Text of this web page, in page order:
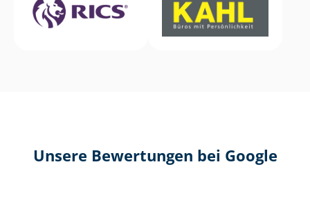
Unsere Bewertungen bei Google